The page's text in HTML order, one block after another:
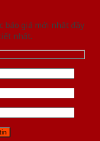
báo giá mới nhât đầy
nhất.